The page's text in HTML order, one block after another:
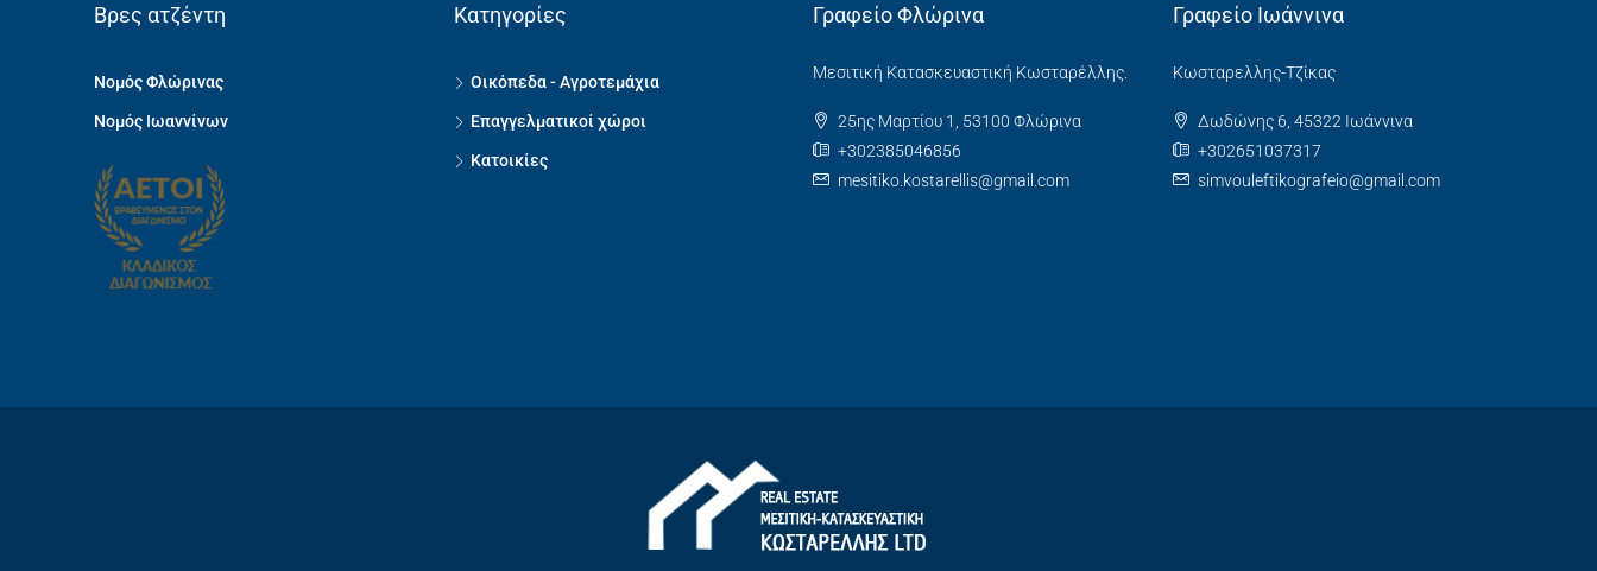
Βρες ατζέντη
Νομός Φλώρινας
Νομός Ιωαννίνων
Κατηγορίες
Οικόπεδα - Αγροτεμάχια
Επαγγελματικοί χώροι
Κατοικίες
Γραφείο Φλώρινα
Μεσιτική Κατασκευαστική Κωσταρέλλης.
25ης Μαρτίου 1, 53100 Φλώρινα
+302385046856
mesitiko.kostarellis@gmail.com
Γραφείο Ιωάννινα
Κωσταρελλης-Τζίκας
Δωδώνης 6, 45322 Ιωάννινα
+302651037317
simvouleftikografeio@gmail.com